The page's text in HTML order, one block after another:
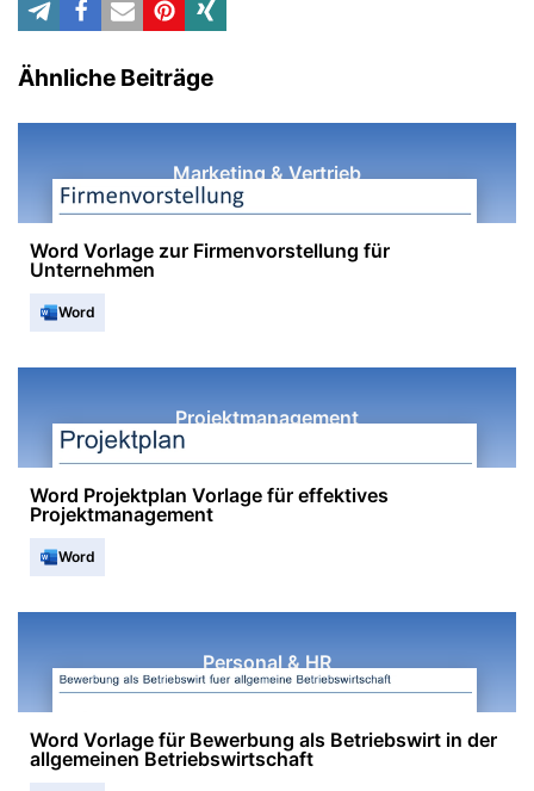
Ähnliche Beiträge
Marketing & Vertrieb
Word Vorlage zur Firmenvorstellung für
Unternehmen
Word
Projektmanagement
Word Projektplan Vorlage für effektives
Projektmanagement
Word
Personal & HR
Word Vorlage für Bewerbung als Betriebswirt in der
allgemeinen Betriebswirtschaft